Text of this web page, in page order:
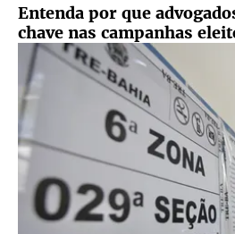
Entenda por que
chave nas campanhas